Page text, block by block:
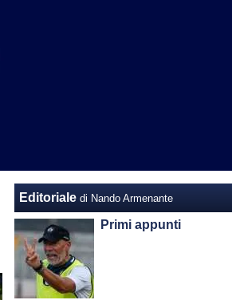
Editoriale di Nando Armenante
Primi appunti